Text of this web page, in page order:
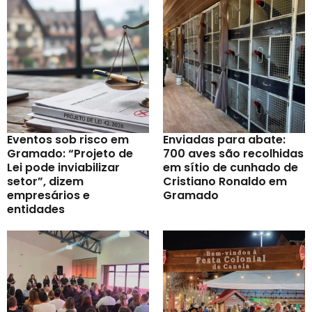
Eventos sob risco em
Gramado: “Projeto de
Lei pode inviabilizar
setor”, dizem
empresários e
entidades
Enviadas para abate:
700 aves são recolhidas
em sítio de cunhado de
Cristiano Ronaldo em
Gramado